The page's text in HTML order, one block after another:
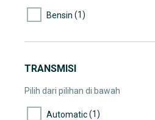
Bensin (1)
TRANSMISI
Pilih dari pilihan di bawah
Automatic(1)